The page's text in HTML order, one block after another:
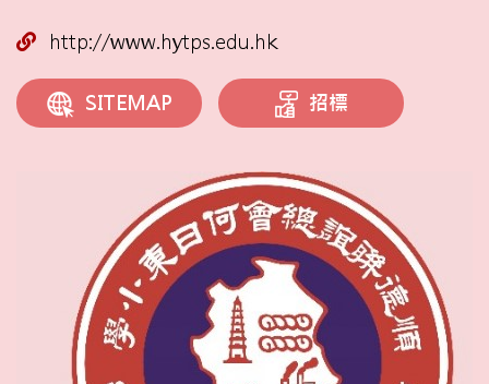
http://www.hytps.edu.hk
SITEMAP 招標